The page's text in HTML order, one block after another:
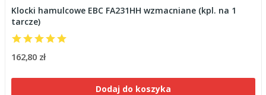
Klocki hamulcowe EBC FA231HH wzmacniane (kpl. na 1
tarcze)
162,80 zł
Dodaj do koszyka